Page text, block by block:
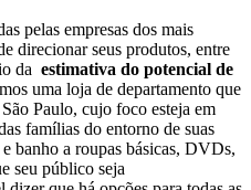
pelas empresas dos mais
direcionar seus produtos, entre
da estimativa do potencial de
uma loja de departamento que
Paulo, cujo foco esteja em
famílias do entorno de suas
banho a roupas básicas, DVDs,
seu público seja